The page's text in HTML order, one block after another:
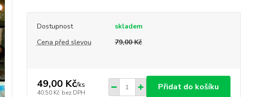
Dostupnost
skladem
Cena před slevou
79,00 Kč
49,00 Kč/ks
40,50 Kč bez DPH
Přidat do košíku